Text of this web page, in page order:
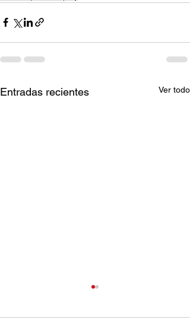
Entradas recientes Ver todo